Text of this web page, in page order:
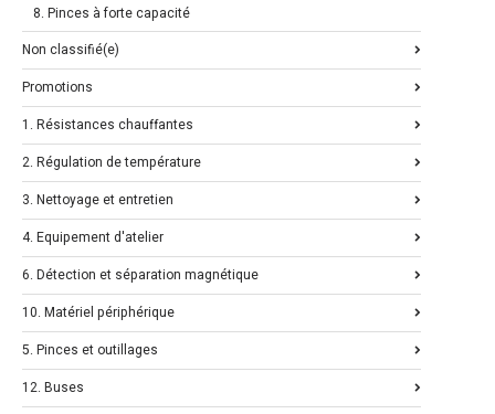
8. Pinces à forte capacité
Non classifié(e)
Promotions
1. Résistances chauffantes
2. Régulation de température
3. Nettoyage et entretien
4. Equipement d'atelier
6. Détection et séparation magnétique
10. Matériel périphérique
5. Pinces et outillages
12. Buses